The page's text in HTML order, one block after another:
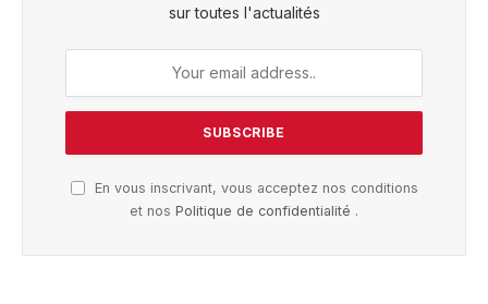
sur toutes l'actualités
En vous inscrivant, vous acceptez nos conditions
et nos Politique de confidentialité .